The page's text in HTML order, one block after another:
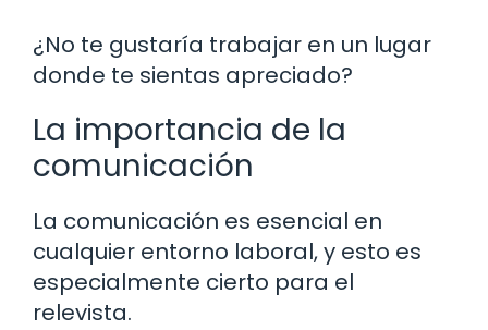
¿No te gustaría trabajar en un lugar
donde te sientas apreciado?
La importancia de la
comunicación
La comunicación es esencial en
cualquier entorno laboral, y esto es
especialmente cierto para el
relevista.